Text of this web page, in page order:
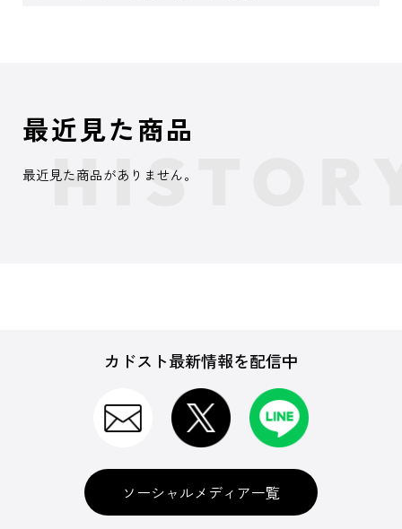
最近見た商品
最近見た商品がありません。
カドスト最新情報を配信中
ソーシャルメディア一覧